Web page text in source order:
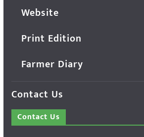
Website
Print Edition
Farmer Diary
Contact Us
Contact Us